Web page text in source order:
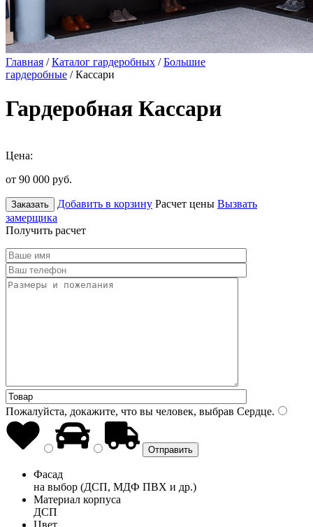
Главная /Каталог гардеробных /Большие
гардеробные / Кассари
Гардеробная Кассари
Цена:
от 90 000 руб.
Заказать Добавить в корзину Расчет цены Вызвать
замерщика
Получить расчет
Пожалуйста, докажите, что вы человек, выбрав Сердце.
Фасад
на выбор (ДСП, МДФ ПВХ и др.)
Материал корпуса
ДСП
Цвет